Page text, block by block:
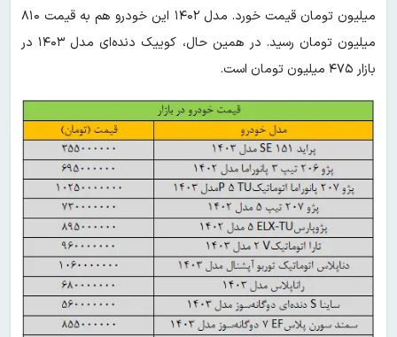
میلیون تومان قیمت خورد. مدل ۱۴۰۲ این خودرو هم به قیمت ۸۱۰
میلیون تومان رسید. در همین حال، کوییک دنده‌ای مدل ۱۴۰۳ در
بازار ۴۷۵ میلیون تومان است.